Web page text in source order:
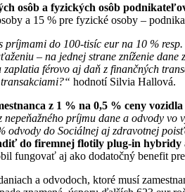
osôb a fyzických osôb
a 15 % pre fyzické osoby –
príjmami do 100-tisíc eur na 10 %
– na jednej strane zníženie
férovo aj daň z finančných
hodnotí Silvia Hallová.
z 1 % na 0,5 % ceny
nepeňažného príjmu dane a odvody
odvody do Sociálnej aj zdravotnej
do firemnej flotily plug-in hybridy
fungovať aj ako dodatočný benefit pre
a odvodoch, ktoré musí